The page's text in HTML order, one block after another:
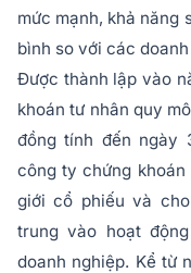
mức mạnh, khả năng
bình so với các
Được thành lập vào
khoán tư nhân quy
đồng tính đến ngày
công ty chứng
giới cổ phiếu và
trung vào hoạt
doanh nghiệp. Kể từ